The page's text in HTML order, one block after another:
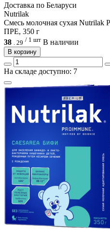
Доcтавка по Беларуси
Nutrilak
Смесь молочная сухая Nutrilak
ПРЕ, 350 г
38 . 29 / 1 шт В наличии
В корзину
На складе доступно: 7